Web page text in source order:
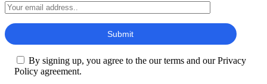
By signing up, you agree to the our terms and our Privacy
Policy agreement.